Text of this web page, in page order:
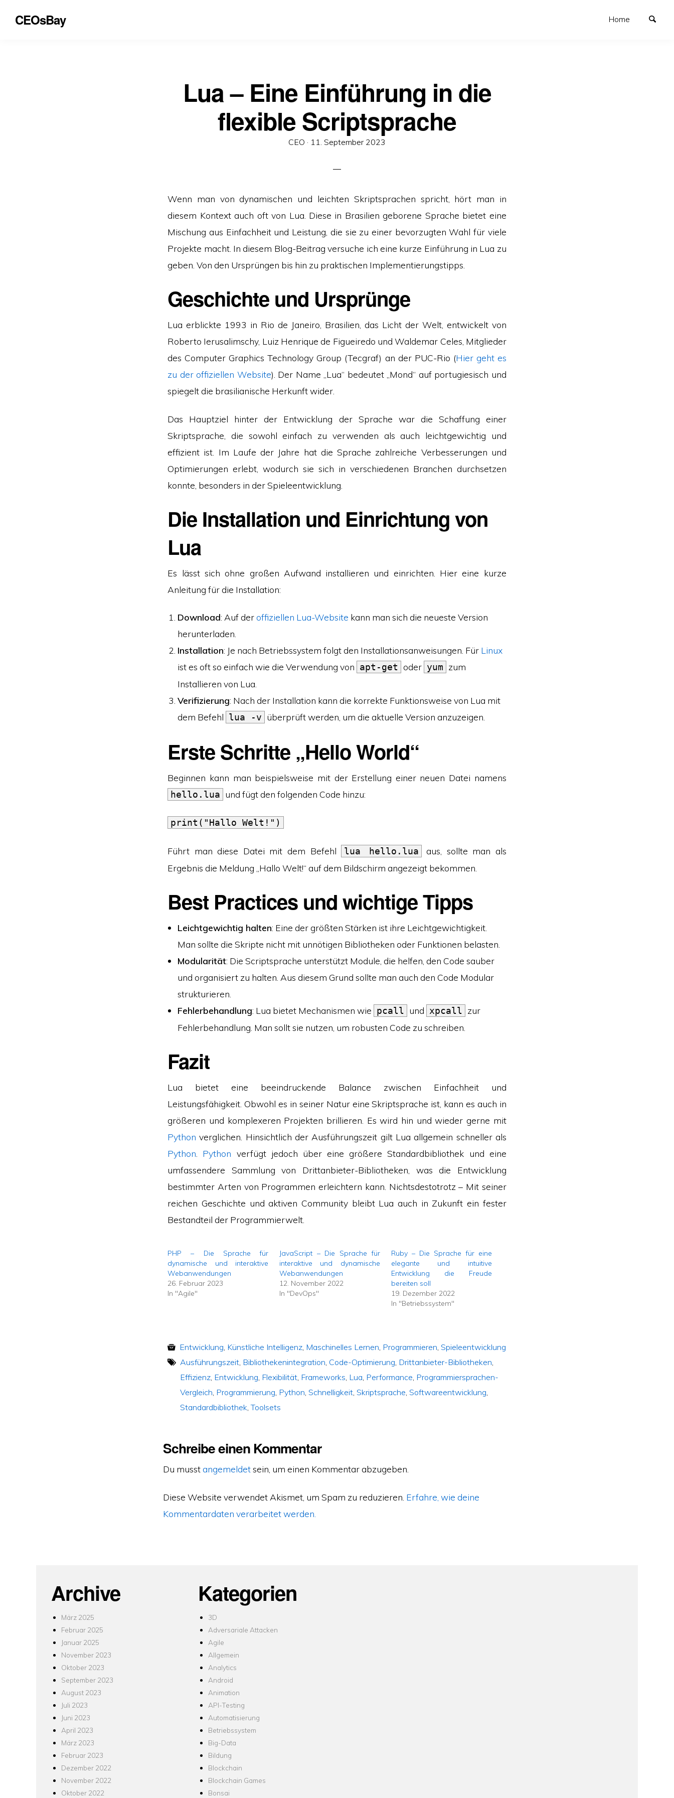
CEOsBay Home
Lua – Eine Einführung in die
flexible Scriptsprache
CEO · Veröffentlicht
11. September 2023
Wenn man von dynamischen und leichten Skriptsprachen spricht, hört man in
diesem Kontext auch oft von Lua. Diese in Brasilien geborene Sprache bietet eine
Mischung aus Einfachheit und Leistung, die sie zu einer bevorzugten Wahl für viele
Projekte macht. In diesem Blog-Beitrag versuche ich eine kurze Einführung in Lua zu
geben. Von den Ursprüngen bis hin zu praktischen Implementierungstipps.
Geschichte und Ursprünge
Lua erblickte 1993 in Rio de Janeiro, Brasilien, das Licht der Welt, entwickelt von
Roberto Ierusalimschy, Luiz Henrique de Figueiredo und Waldemar Celes, Mitglieder
des Computer Graphics Technology Group (Tecgraf) an der PUC-Rio (Hier geht es
zu der offiziellen Website). Der Name „Lua“ bedeutet „Mond“ auf portugiesisch und
spiegelt die brasilianische Herkunft wider.
Das Hauptziel hinter der Entwicklung der Sprache war die Schaffung einer
Skriptsprache, die sowohl einfach zu verwenden als auch leichtgewichtig und
effizient ist. Im Laufe der Jahre hat die Sprache zahlreiche Verbesserungen und
Optimierungen erlebt, wodurch sie sich in verschiedenen Branchen durchsetzen
konnte, besonders in der Spieleentwicklung.
Die Installation und Einrichtung von
Lua
Es lässt sich ohne großen Aufwand installieren und einrichten. Hier eine kurze
Anleitung für die Installation:
Download: Auf deroffiziellen Lua-Website kann man sich die neueste Version
herunterladen.
Installation: Je nach Betriebssystem folgt den Installationsanweisungen. Für Linux
ist es oft so einfach wie die Verwendung von apt-get oder yum zum
Installieren von Lua.
Verifizierung: Nach der Installation kann die korrekte Funktionsweise von Lua mit
dem Befehl lua -v überprüft werden, um die aktuelle Version anzuzeigen.
Erste Schritte „Hello World“
Beginnen kann man beispielsweise mit der Erstellung einer neuen Datei namens
hello.lua und fügt den folgenden Code hinzu:
print("Hallo Welt!")
Führt man diese Datei mit dem Befehl lua hello.lua
aus, sollte man als
Ergebnis die Meldung „Hallo Welt!“ auf dem Bildschirm angezeigt bekommen.
Best Practices und wichtige Tipps
Leichtgewichtig halten: Eine der größten Stärken ist ihre Leichtgewichtigkeit.
Man sollte die Skripte nicht mit unnötigen Bibliotheken oder Funktionen belasten.
Modularität: Die Scriptsprache unterstützt Module, die helfen, den Code sauber
und organisiert zu halten. Aus diesem Grund sollte man auch den Code Modular
strukturieren.
Fehlerbehandlung: Lua bietet Mechanismen wie pcall und xpcall
zur
Fehlerbehandlung. Man sollt sie nutzen, um robusten Code zu schreiben.
Fazit
Lua bietet eine beeindruckende Balance zwischen Einfachheit und
Leistungsfähigkeit. Obwohl es in seiner Natur eine Skriptsprache ist, kann es auch in
größeren und komplexeren Projekten brillieren. Es wird hin und wieder gerne mit
Python verglichen. Hinsichtlich der Ausführungszeit gilt Lua allgemein schneller als
Python
Python verfügt jedoch über eine größere Standardbibliothek und eine
umfassendere Sammlung von Drittanbieter-Bibliotheken, was die Entwicklung
bestimmter Arten von Programmen erleichtern kann. Nichtsdestotrotz – Mit seiner
reichen Geschichte und aktiven Community bleibt Lua auch in Zukunft ein fester
Bestandteil der Programmierwelt.
PHP – Die Sprache für
dynamische und interaktive
Webanwendungen
26. Februar 2023
In "Agile"
JavaScript – Die Sprache für
interaktive und dynamische
Webanwendungen
12. November 2022
In "DevOps"
Ruby – Die Sprache für eine
elegante und intuitive
Entwicklung die Freude
bereiten soll
19. Dezember 2022
In "Betriebssystem"
Entwicklung, Künstliche Intelligenz, Maschinelles Lernen, Programmieren,Spieleentwicklung
Ausführungszeit, Bibliothekenintegration, Code-Optimierung, Drittanbieter-Bibliotheken,
Effizienz, Entwicklung, Flexibilität, Frameworks, Lua, Performance, Programmiersprachen-
Vergleich, Programmierung, Python,Schnelligkeit,Skriptsprache,Softwareentwicklung,
Standardbibliothek,Toolsets
Schreibe einen Kommentar
Du musstangemeldetsein, um einen Kommentar abzugeben.
Diese Website verwendet Akismet, um Spam zu reduzieren. Erfahre, wie deine
Kommentardaten verarbeitet werden.
Archive
März 2025
Februar 2025
Januar 2025
November 2023
Oktober 2023
September 2023
August 2023
Juli 2023
Juni 2023
April 2023
März 2023
Februar 2023
Dezember 2022
November 2022
Oktober 2022
Kategorien
3D
Adversariale Attacken
Agile
Allgemein
Analytics
Android
Animation
API-Testing
Automatisierung
Betriebssystem
Big-Data
Bildung
Blockchain
Blockchain Games
Bonsai